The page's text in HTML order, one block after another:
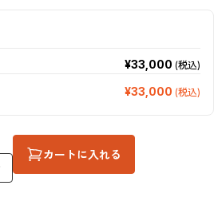
¥33,000 (税込)
¥33,000 (税込)
カートに入れる